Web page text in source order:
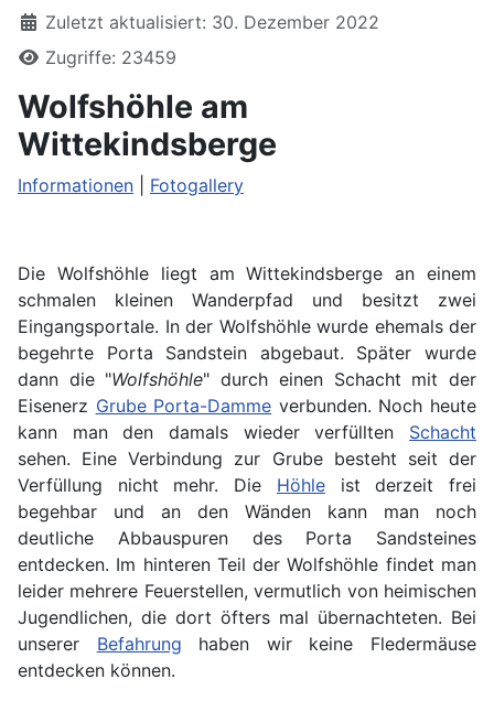
Zuletzt aktualisiert: 30. Dezember 2022
Zugriffe: 23459
Wolfshöhle am
Wittekindsberge
Informationen Fotogallery
Die Wolfshöhle liegt am Wittekindsberge an einem
schmalen kleinen Wanderpfad und besitzt zwei
Eingangsportale. In der Wolfshöhle wurde ehemals der
begehrte Porta Sandstein abgebaut. Später wurde
dann die "Wolfshöhle" durch einen Schacht mit der
Eisenerz Grube Porta-Damme verbunden. Noch heute
kann man den damals wieder verfüllten Schacht
sehen. Eine Verbindung zur Grube besteht seit der
Verfüllung nicht mehr. Die Höhleist derzeit frei
begehbar und an den Wänden kann man noch
deutliche Abbauspuren des Porta Sandsteines
entdecken. Im hinteren Teil der Wolfshöhle findet man
leider mehrere Feuerstellen, vermutlich von heimischen
Jugendlichen, die dort öfters mal übernachteten. Bei
unserer Befahrung haben wir keine Fledermäuse
entdecken können.